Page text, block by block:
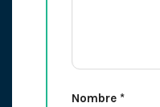
Nombre *